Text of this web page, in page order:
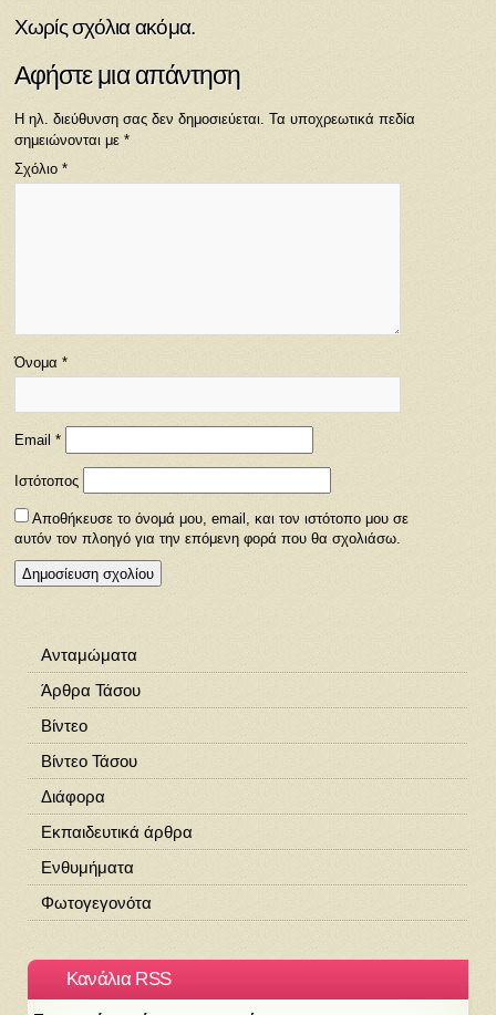
Χωρίς σχόλια ακόμα.
Αφήστε μια απάντηση
Η ηλ. διεύθυνση σας δεν δημοσιεύεται. Τα υποχρεωτικά πεδία
σημειώνονται με *
Σχόλιο *
Όνομα *
Email *
Ιστότοπος
Αποθήκευσε το όνομά μου, email, και τον ιστότοπο μου σε
αυτόν τον πλοηγό για την επόμενη φορά που θα σχολιάσω.
Ανταμώματα
Άρθρα Τάσου
Βίντεο
Βίντεο Τάσου
Διάφορα
Εκπαιδευτικά άρθρα
Ενθυμήματα
Φωτογεγονότα
Κανάλια RSS